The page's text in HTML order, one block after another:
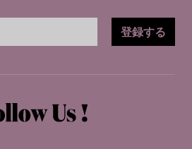
登録する